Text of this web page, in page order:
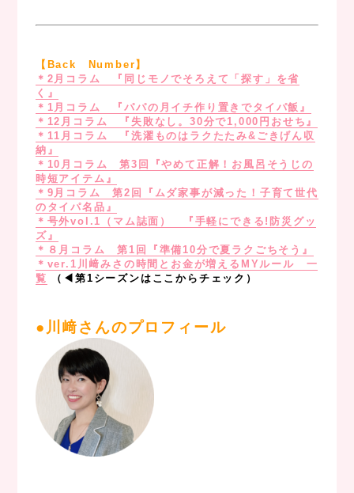
【Back Number】
＊2月コラム 『同じモノでそろえて「探す」を省
く』
＊1月コラム 『パパの月イチ作り置きでタイパ飯』
＊12月コラム 『失敗なし。30分で1,000円おせち』
＊11月コラム 『洗濯ものはラクたたみ&ごきげん収
納』
＊10月コラム 第3回『やめて正解！お風呂そうじの
時短アイテム』
＊9月コラム 第2回『ムダ家事が減った！子育て世代
のタイパ名品』
＊号外vol.1（マム誌面） 『手軽にできる!防災グッ
ズ』
＊８月コラム 第1回『準備10分で夏ラクごちそう』
＊ver.1川﨑みさの時間とお金が増えるMYルール 一
覧
（◀︎第1シーズンはここからチェック）
●川﨑さんのプロフィール